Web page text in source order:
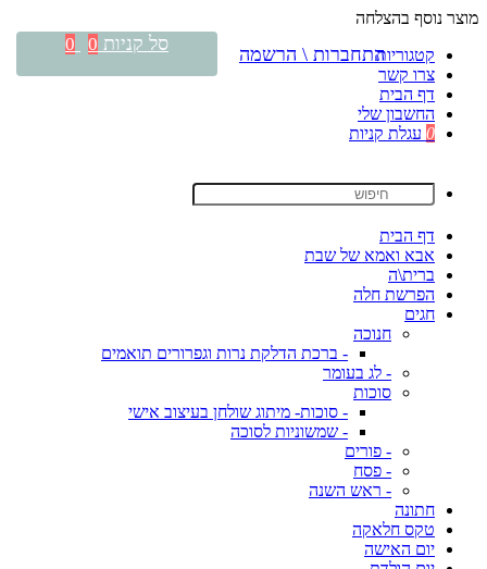
מוצר נוסף בהצלחה
קטגוריות
צרו קשר
דף הבית
החשבון שלי
0 עגלת קניות
דף הבית
אבא ואמא של שבת
ברית\ה
הפרשת חלה
חגים
חנוכה
- ברכת הדלקת נרות וגפרורים תואמים
- לג בעומר
סוכות
- סוכות- מיתוג שולחן בעיצוב אישי
- שמשוניות לסוכה
- פורים
- פסח
- ראש השנה
חתונה
טקס חלאקה
יום האישה
התחברות \ הרשמה סל קניות 0
0